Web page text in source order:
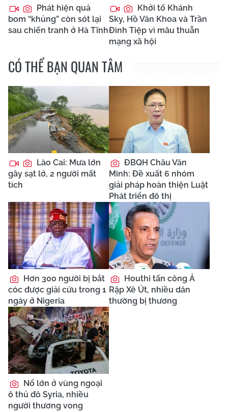
Phát hiện quả
bom “khủng” còn sót lại
sau chiến tranh ở Hà Tĩnh
Khởi tố Khánh
Sky, Hồ Văn Khoa và Trần
Đình Tiệp vì mâu thuẫn
mạng xã hội
CÓ THỂ BẠN QUAN TÂM
Lào Cai: Mưa lớn
gây sạt lở, 2 người mất
tích
ĐBQH Châu Văn
Minh: Đề xuất 6 nhóm
giải pháp hoàn thiện Luật
Phát triển đô thị
Hơn 300 người bị bắt
cóc được giải cứu trong 1
ngày ở Nigeria
Houthi tấn công Ả
Rập Xê Út, nhiều dân
thường bị thương
Nổ lớn ở vùng ngoại
ô thủ đô Syria, nhiều
người thương vong